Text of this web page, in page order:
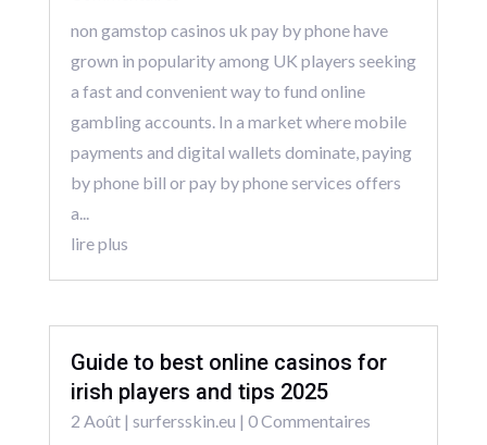
non gamstop casinos uk pay by phone have
grown in popularity among UK players seeking
a fast and convenient way to fund online
gambling accounts. In a market where mobile
payments and digital wallets dominate, paying
by phone bill or pay by phone services offers
a...
lire plus
Guide to best online casinos for
irish players and tips 2025
2 Août| surfersskin.eu | 0 Commentaires